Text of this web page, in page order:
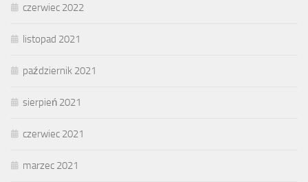
czerwiec 2022
listopad 2021
październik 2021
sierpień 2021
czerwiec 2021
marzec 2021